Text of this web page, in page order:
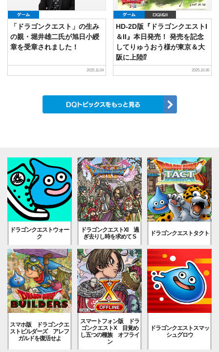
「ドラゴンクエスト」の生み
の親・堀井雄二氏が旭日小綬
章を受章されました！
2025.11.04
ゲーム
HD-2D版『ドラゴンクエストI
＆II』本日発売！ 発売を記念
してりゅうおう様が東京＆大
阪に上陸⁉
2025.10.30
ドラゴンクエストウォー
ク
ドラゴンクエストXI 過
ぎ去りし時を求めて S
ドラゴンクエストタクト
スマホ版 ドラゴンクエ
ストビルダーズ アレフ
ガルドを復活せよ
スマートフォン版 ドラ
ゴンクエストX 目覚め
し五つの種族 オフライ
ン
ドラゴンクエストスマッ
シュグロウ